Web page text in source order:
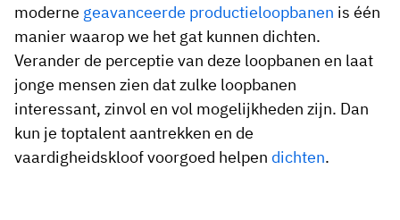
moderne geavanceerde productieloopbanen is één
manier waarop we het gat kunnen dichten.
Verander de perceptie van deze loopbanen en laat
jonge mensen zien dat zulke loopbanen
interessant, zinvol en vol mogelijkheden zijn. Dan
kun je toptalent aantrekken en de
vaardigheidskloof voorgoed helpen dichten.